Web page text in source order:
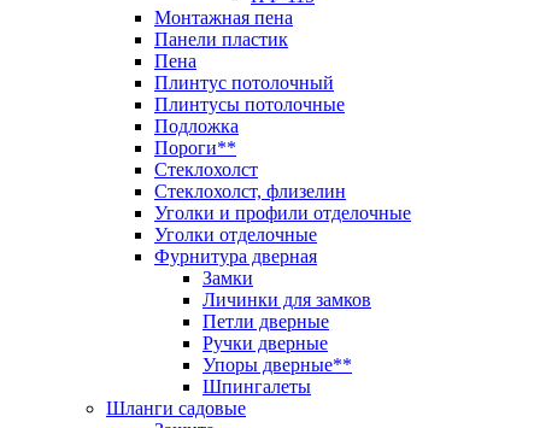
Монтажная пена
Панели пластик
Пена
Плинтус потолочный
Плинтусы потолочные
Подложка
Пороги**
Стеклохолст
Стеклохолст, флизелин
Уголки и профили отделочные
Уголки отделочные
Фурнитура дверная
Замки
Личинки для замков
Петли дверные
Ручки дверные
Упоры дверные**
Шпингалеты
Шланги садовые